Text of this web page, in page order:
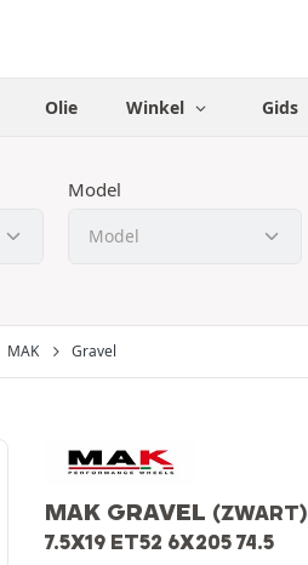
Olie Winkel Gids
Model
MAK Gravel
MAK GRAVEL (ZWART)
7.5X19 ET52 6X205 74.5